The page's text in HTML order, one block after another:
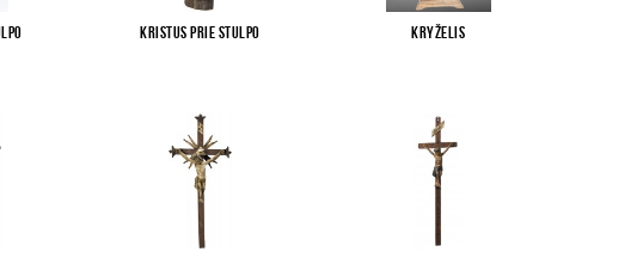
Kristus prie stulpo Kryželis